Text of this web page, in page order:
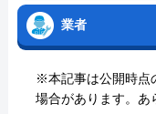
業者
※本記事は公開時点
場合があります。あ